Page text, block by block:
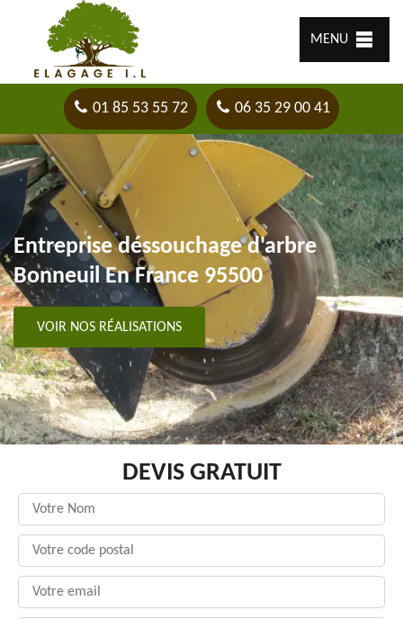
MENU
01 85 53 55 72 06 35 29 00 41
Entreprise déssouchage d'arbre
Bonneuil En France 95500
VOIR NOS RÉALISATIONS
DEVIS GRATUIT